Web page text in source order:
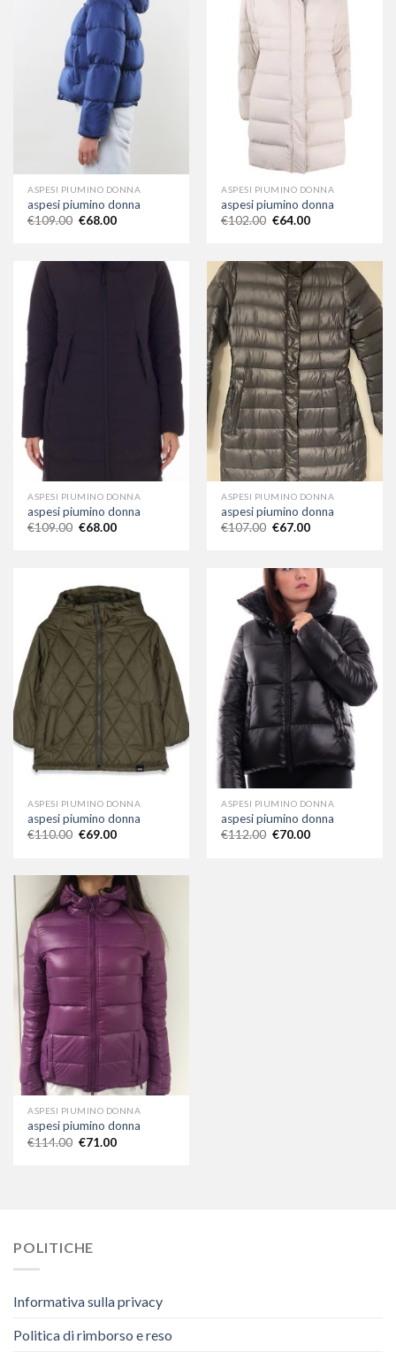
ASPESI PIUMINO DONNA
aspesi piumino donna
€109.00 €68.00
ASPESI PIUMINO DONNA
aspesi piumino donna
€102.00 €64.00
ASPESI PIUMINO DONNA
aspesi piumino donna
€109.00 €68.00
ASPESI PIUMINO DONNA
aspesi piumino donna
€107.00 €67.00
ASPESI PIUMINO DONNA
aspesi piumino donna
€110.00 €69.00
ASPESI PIUMINO DONNA
aspesi piumino donna
€112.00 €70.00
ASPESI PIUMINO DONNA
aspesi piumino donna
€114.00 €71.00
POLITICHE
Informativa sulla privacy
Politica di rimborso e reso